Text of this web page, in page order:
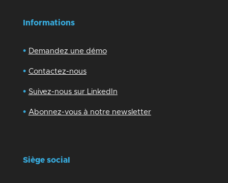
Informations
• Demandez une démo
• Contactez-nous
• Suivez-nous sur LinkedIn
• Abonnez-vous à notre newsletter
Siège social